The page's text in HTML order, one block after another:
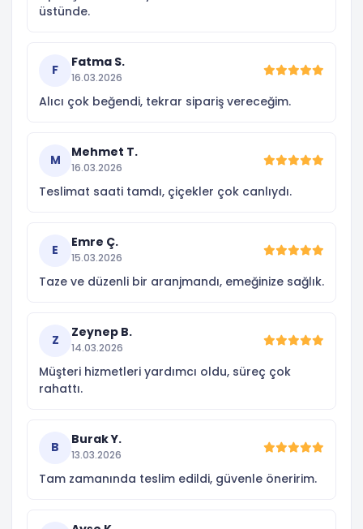
üstünde.
F
Fatma S.
16.03.2026
Alıcı çok beğendi, tekrar sipariş vereceğim.
M
Mehmet T.
16.03.2026
Teslimat saati tamdı, çiçekler çok canlıydı.
E
Emre Ç.
15.03.2026
Taze ve düzenli bir aranjmandı, emeğinize sağlık.
Z
Zeynep B.
14.03.2026
Müşteri hizmetleri yardımcı oldu, süreç çok
rahattı.
B
Burak Y.
13.03.2026
Tam zamanında teslim edildi, güvenle öneririm.